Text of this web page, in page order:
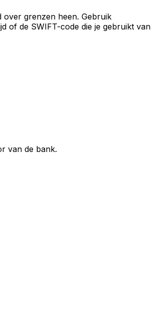
grenzen heen. Gebruik
of de SWIFT-code die je gebruikt van
van de bank.